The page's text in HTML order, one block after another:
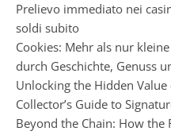
Prelievo immediato nei
soldi subito
Cookies: Mehr als nur
durch Geschichte, Genuss
Unlocking the Hidden Value
Collector’s Guide to
Beyond the Chain: How the